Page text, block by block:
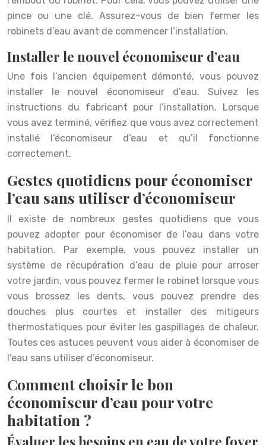
pince ou une clé. Assurez-vous de bien fermer les
robinets d’eau avant de commencer l’installation.
Installer le nouvel économiseur d’eau
Une fois l’ancien équipement démonté, vous pouvez
installer le nouvel économiseur d’eau. Suivez les
instructions du fabricant pour l’installation. Lorsque
vous avez terminé, vérifiez que vous avez correctement
installé l’économiseur d’eau et qu’il fonctionne
correctement.
Gestes quotidiens pour économiser
l’eau sans utiliser d’économiseur
Il existe de nombreux gestes quotidiens que vous
pouvez adopter pour économiser de l’eau dans votre
habitation. Par exemple, vous pouvez installer un
système de récupération d’eau de pluie pour arroser
votre jardin, vous pouvez fermer le robinet lorsque vous
vous brossez les dents, vous pouvez prendre des
douches plus courtes et installer des mitigeurs
thermostatiques pour éviter les gaspillages de chaleur.
Toutes ces astuces peuvent vous aider à économiser de
l’eau sans utiliser d’économiseur.
Comment choisir le bon
économiseur d’eau pour votre
habitation ?
Évaluer les besoins en eau de votre foyer